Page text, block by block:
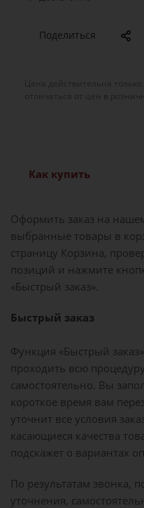
Поделиться
Как купить
Оформить заказ на
выбранные товары в
страницу Корзина,
позиций и нажмите
«Быстрый заказ».
Быстрый заказ
Функция «Быстрый
проходить всю
самостоятельно. Вы
короткое время вам
уточнит все условия
касающиеся качества
подскажет о вариантах
По результатам звонка,
уточнения,